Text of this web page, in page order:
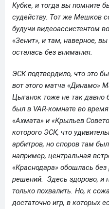
Кубке, и тогда вы помните
судейству. Тот же Мешков
будучи видеоассистентом
«Зенит», и там, наверное,
осталась без внимания.
ЭСК подтвердило, что это
вот этого матча «Динамо»
Цыганок тоже не так давно
был в VAR-комнате во
«Ахмата» и «Крыльев
которого ЭСК, что
арбитров, но споров там
например, центральная
«Краснодара» обошлась
решений. Здесь здорово, и
только похвалить. Но, к
достаточно игр, в которых